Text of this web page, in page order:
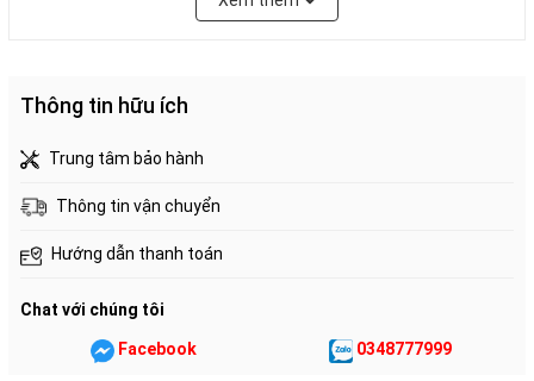
Đây là mẫu xe tay ga mini, sở hữu nét đẹp nữ tính. 2021 Honda
Scoopy i được tái thiết kế lại so với thế hệ trước và chuyển
công nghệ động cơ eSP đem lại hiệu suất rất tốt cùng khả
động cơ tạm thời Idling Stop và phân bổ lực phanh CBS giúp
Thông tin hữu ích
Trung tâm bảo hành
Thông tin vận chuyển
Hướng dẫn thanh toán
Chat với chúng tôi
Facebook 0348777999